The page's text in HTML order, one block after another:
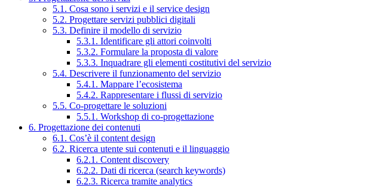
5.1. Cosa sono i servizi e il service design
5.2. Progettare servizi pubblici digitali
5.3. Definire il modello di servizio
5.3.1. Identificare gli attori coinvolti
5.3.2. Formulare la proposta di valore
5.3.3. Inquadrare gli elementi costitutivi del servizio
5.4. Descrivere il funzionamento del servizio
5.4.1. Mappare l’ecosistema
5.4.2. Rappresentare i flussi di servizio
5.5. Co-progettare le soluzioni
5.5.1. Workshop di co-progettazione
6. Progettazione dei contenuti
6.1. Cos’è il content design
6.2. Ricerca utente sui contenuti e il linguaggio
6.2.1. Content discovery
6.2.2. Dati di ricerca (search keywords)
6.2.3. Ricerca tramite analytics